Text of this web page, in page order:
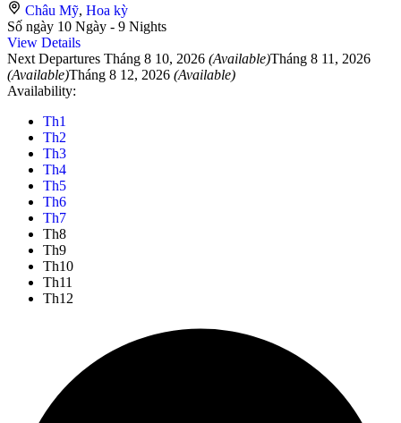
Châu Mỹ, Hoa kỳ
Số ngày 10 Ngày - 9 Nights
View Details
Next Departures Tháng 8 10, 2026 (Available)Tháng 8 11, 2026
(Available)Tháng 8 12, 2026 (Available)
Availability:
Th1
Th2
Th3
Th4
Th5
Th6
Th7
Th8
Th9
Th10
Th11
Th12